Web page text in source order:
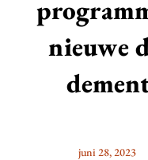
nieuwe
juni 28, 2023